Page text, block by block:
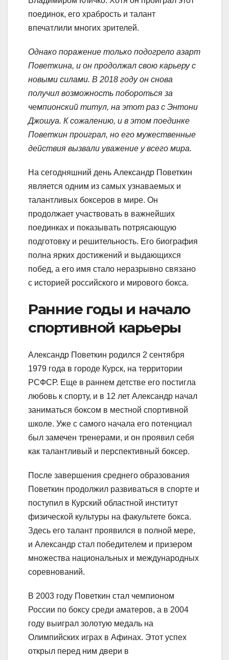
поединок, его храбрость и талант
впечатлили многих зрителей.
Однако поражение только подогрело азарт
Поветкина, и он продолжал свою карьеру с
новыми силами. В 2018 году он снова
получил возможность побороться за
чемпионский титул, на этот раз с Энтони
Джошуа. К сожалению, и в этом поединке
Поветкин проиграл, но его мужественные
действия вызвали уважение у всего мира.
На сегодняшний день Александр Поветкин
является одним из самых узнаваемых и
талантливых боксеров в мире. Он
продолжает участвовать в важнейших
поединках и показывать потрясающую
подготовку и решительность. Его биография
полна ярких достижений и выдающихся
побед, а его имя стало неразрывно связано
с историей российского и мирового бокса.
Ранние годы и начало
спортивной карьеры
Александр Поветкин родился 2 сентября
1979 года в городе Курск, на территории
РСФСР. Еще в раннем детстве его постигла
любовь к спорту, и в 12 лет Александр начал
заниматься боксом в местной спортивной
школе. Уже с самого начала его потенциал
был замечен тренерами, и он проявил себя
как талантливый и перспективный боксер.
После завершения среднего образования
Поветкин продолжил развиваться в спорте и
поступил в Курский областной институт
физической культуры на факультете бокса.
Здесь его талант проявился в полной мере,
и Александр стал победителем и призером
множества национальных и международных
соревнований.
В 2003 году Поветкин стал чемпионом
России по боксу среди аматеров, а в 2004
году выиграл золотую медаль на
Олимпийских играх в Афинах. Этот успех
открыл перед ним двери в